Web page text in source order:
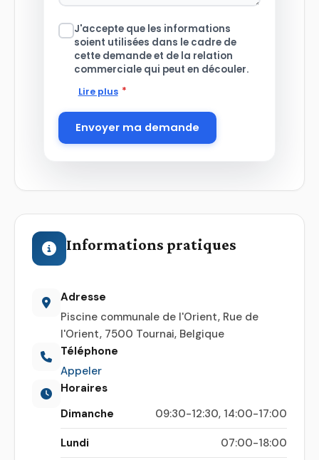
J'accepte que les informations
soient utilisées dans le cadre de
cette demande et de la relation
commerciale qui peut en découler.
Lire plus *
Envoyer ma demande
Informations pratiques
Adresse
Piscine communale de l'Orient, Rue de
l'Orient, 7500 Tournai, Belgique
Téléphone
Appeler
Horaires
Dimanche
09:30-12:30, 14:00-17:00
Lundi 07:00-18:00